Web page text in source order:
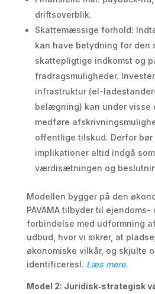
driftsoverblik.
Skattemæssige forhold:
kan have betydning for den
skattepligtige indkomst og
fradragsmuligheder.
infrastruktur (el-
belægning) kan under visse
medføre
offentlige tilskud. Derfor
implikationer altid indgå
værdisætningen og
Modellen bygger på den
PAVAMA tilbyder til
forbindelse med udformning
udbud, hvor vi sikrer, at
økonomiske vilkår, og skjulte
identificeresl. Læs mere.
Model 2: Juridisk‑strategisk